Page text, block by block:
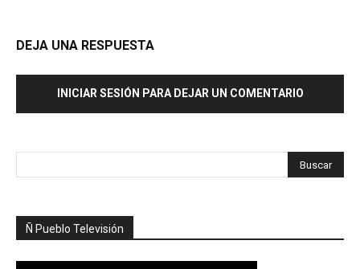
DEJA UNA RESPUESTA
INICIAR SESIÓN PARA DEJAR UN COMENTARIO
Ñ Pueblo Televisión